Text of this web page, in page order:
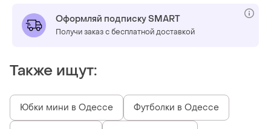
Оформляй подписку SMART
Получи заказ с бесплатной доставкой
Также ищут:
Юбки мини в Одессе Футболки в Одессе